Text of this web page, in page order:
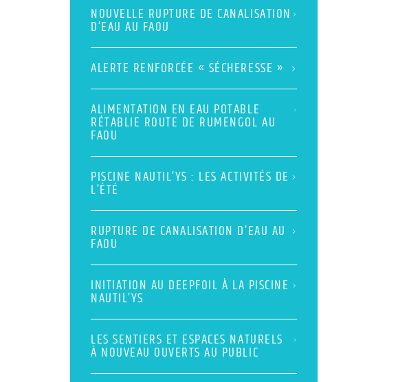
NOUVELLE RUPTURE DE CANALISATION
D’EAU AU FAOU
ALERTE RENFORCÉE « SÉCHERESSE »
ALIMENTATION EN EAU POTABLE
RÉTABLIE ROUTE DE RUMENGOL AU
FAOU
PISCINE NAUTIL’YS : LES ACTIVITÉS DE
L’ÉTÉ
RUPTURE DE CANALISATION D’EAU AU
FAOU
INITIATION AU DEEPFOIL À LA PISCINE
NAUTIL’YS
LES SENTIERS ET ESPACES NATURELS
À NOUVEAU OUVERTS AU PUBLIC